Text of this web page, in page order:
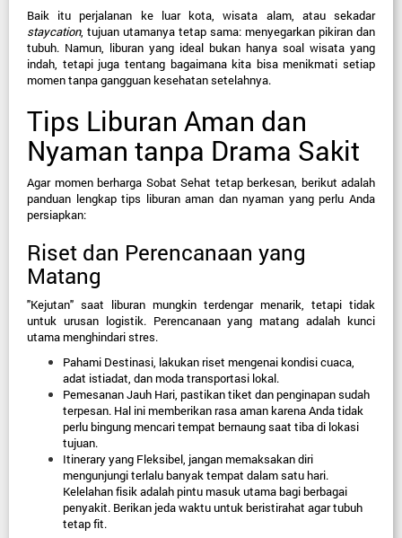
Baik itu perjalanan ke luar kota, wisata alam, atau sekadar
staycation, tujuan utamanya tetap sama: menyegarkan pikiran dan
tubuh. Namun, liburan yang ideal bukan hanya soal wisata yang
indah, tetapi juga tentang bagaimana kita bisa menikmati setiap
momen tanpa gangguan kesehatan setelahnya.
Tips Liburan Aman dan
Nyaman tanpa Drama Sakit
Agar momen berharga Sobat Sehat tetap berkesan, berikut adalah
panduan lengkap tips liburan aman dan nyaman yang perlu Anda
persiapkan:
Riset dan Perencanaan yang
Matang
"Kejutan" saat liburan mungkin terdengar menarik, tetapi tidak
untuk urusan logistik. Perencanaan yang matang adalah kunci
utama menghindari stres.
Pahami Destinasi, lakukan riset mengenai kondisi cuaca,
adat istiadat, dan moda transportasi lokal.
Pemesanan Jauh Hari, pastikan tiket dan penginapan sudah
terpesan. Hal ini memberikan rasa aman karena Anda tidak
perlu bingung mencari tempat bernaung saat tiba di lokasi
tujuan.
Itinerary yang Fleksibel, jangan memaksakan diri
mengunjungi terlalu banyak tempat dalam satu hari.
Kelelahan fisik adalah pintu masuk utama bagi berbagai
penyakit. Berikan jeda waktu untuk beristirahat agar tubuh
tetap fit.